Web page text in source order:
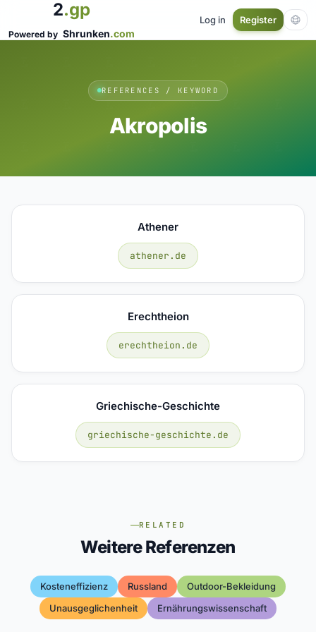
2.gp
Powered by Shrunken.com
Log in Register
REFERENCES / KEYWORD
Akropolis
Athener
athener.de
Erechtheion
erechtheion.de
Griechische-Geschichte
griechische-geschichte.de
RELATED
Weitere Referenzen
Kosteneffizienz Russland
Outdoor-Bekleidung
Unausgeglichenheit
Ernährungswissenschaft